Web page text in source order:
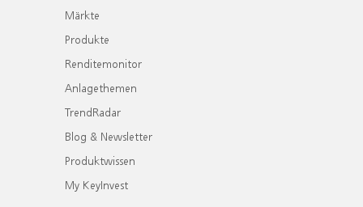
Märkte
Produkte
Renditemonitor
Anlagethemen
TrendRadar
Blog & Newsletter
Produktwissen
My KeyInvest